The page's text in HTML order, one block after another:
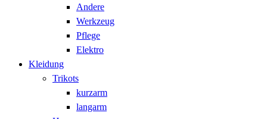
Andere
Werkzeug
Pflege
Elektro
Kleidung
Trikots
kurzarm
langarm